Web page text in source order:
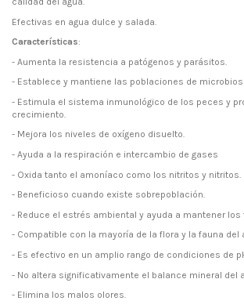
Efectivas en agua dulce y salada.
Características:
- Aumenta la resistencia a patógenos y parásitos.
- Establece y mantiene las poblaciones de
- Estimula el sistema inmunológico de los peces y
crecimiento.
- Mejora los niveles de oxígeno disuelto.
- Ayuda a la respiración e intercambio de gases
- Oxida tanto el amoníaco como los nitritos y nitritos.
- Beneficioso cuando existe sobrepoblación.
- Reduce el estrés ambiental y ayuda a mantener
- Compatible con la mayoría de la flora y la fauna del
- Es efectivo en un amplio rango de condiciones de
- No altera significativamente el balance mineral del
- Elimina los malos olores.